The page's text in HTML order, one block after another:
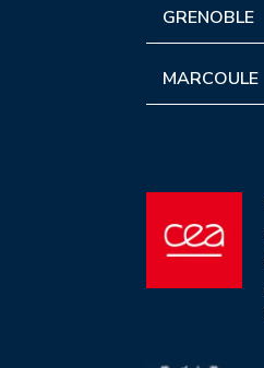
GRENOBLE
MARCOULE